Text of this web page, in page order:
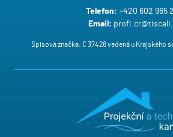
Telefon: +420 602 965
Email:
Spisová značka: C 37426 vedená u Krajského